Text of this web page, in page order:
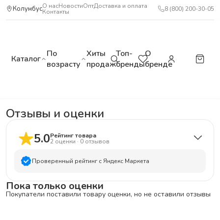
КолумбусО насНовостиОптДоставка и оплата
Контакты 8 (800) 200-30-05
Каталог По
возрасту
Хиты
продаж
Топ-
бренды
О
бренде
Отзывы и оценки
5.0Рейтинг товара
2 оценки · 0 отзывов
Проверенный рейтинг с Яндекс Маркета
5 звёзд
2
4 звезды
0
Пока только оценки
Покупатели поставили товару оценки, но не оставили отзывы